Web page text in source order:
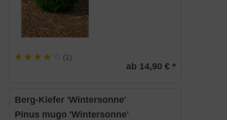
(1)
ab 14,90 € *
Berg-Kiefer 'Wintersonne'
Pinus mugo 'Wintersonne'